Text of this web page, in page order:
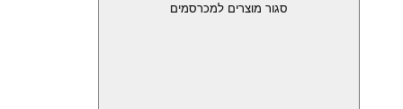
סגור מוצרים למכרסמים